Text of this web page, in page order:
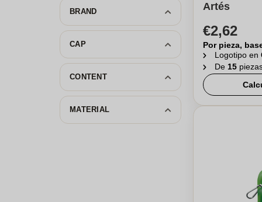
BRAND
CAP
CONTENT
MATERIAL
Artés
€2,62
Por pieza,
Logotipo en
De 15